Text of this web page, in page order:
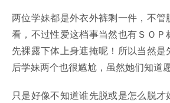
两位学妹都是外衣外裤剩一件，不
看，不过性爱这档事当然也有ＳＯＰ
先裸露下体上身遮掩呢！所以当然
后学妹两个也很尴尬，虽然她们知道
只是好像不知道谁先脱或是怎么脱